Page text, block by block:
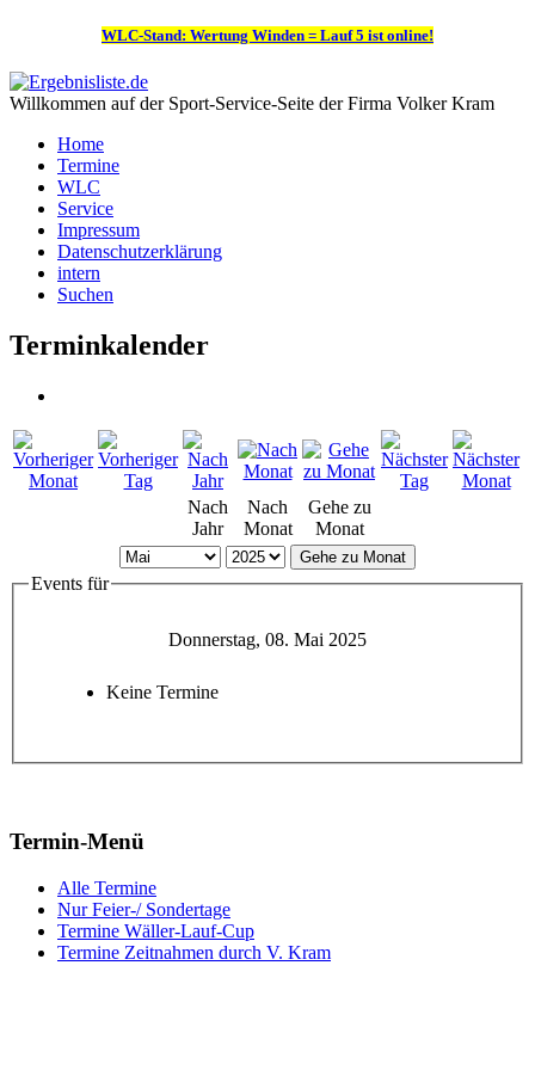
WLC-Stand: Wertung Winden = Lauf 5 ist online!
Willkommen auf der Sport-Service-Seite der Firma Volker Kram
Home
Termine
WLC
Service
Impressum
Datenschutzerklärung
intern
Suchen
Terminkalender
Nach
Jahr
Nach
Monat
Gehe zu
Monat
Gehe zu Monat
Events für
Donnerstag, 08. Mai 2025
Keine Termine
Termin-Menü
Alle Termine
Nur Feier-/ Sondertage
Termine Wäller-Lauf-Cup
Termine Zeitnahmen durch V. Kram